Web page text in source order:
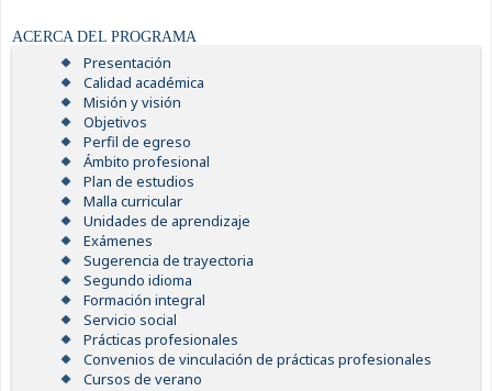
ACERCA DEL PROGRAMA
Presentación
Calidad académica
Misión y visión
Objetivos
Perfil de egreso
Ámbito profesional
Plan de estudios
Malla curricular
Unidades de aprendizaje
Exámenes
Sugerencia de trayectoria
Segundo idioma
Formación integral
Servicio social
Prácticas profesionales
Convenios de vinculación de prácticas profesionales
Cursos de verano